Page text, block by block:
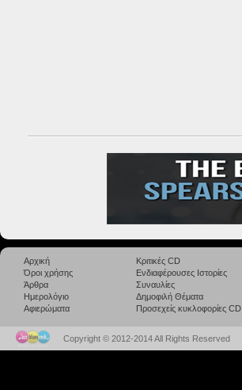
Αρχική
Όροι χρήσης
Άρθρα
Ημερολόγιο
Αφιερώματα
Κριτικές CD
Ενδιαφέρουσες Ιστορίες
Συναυλίες
Δημοφιλή Θέματα
Προσεχείς κυκλοφορίες CD
Copyright © 2012-2014 All Rights Reserved